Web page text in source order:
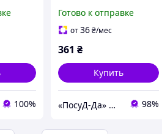
100%
Готово к отправке
от36₴/мес
361 ₴
Купить
«ПосуД-Да» — Посуда, Подарки, Товары для дома 98%